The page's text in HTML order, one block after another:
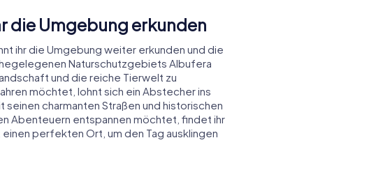
die Umgebung erkunden
ihr die Umgebung weiter erkunden und die
Naturschutzgebiets Albufera
und die reiche Tierwelt zu
möchtet, lohnt sich ein Abstecher ins
charmanten Straßen und historischen
Abenteuern entspannen möchtet, findet ihr
perfekten Ort, um den Tag ausklingen